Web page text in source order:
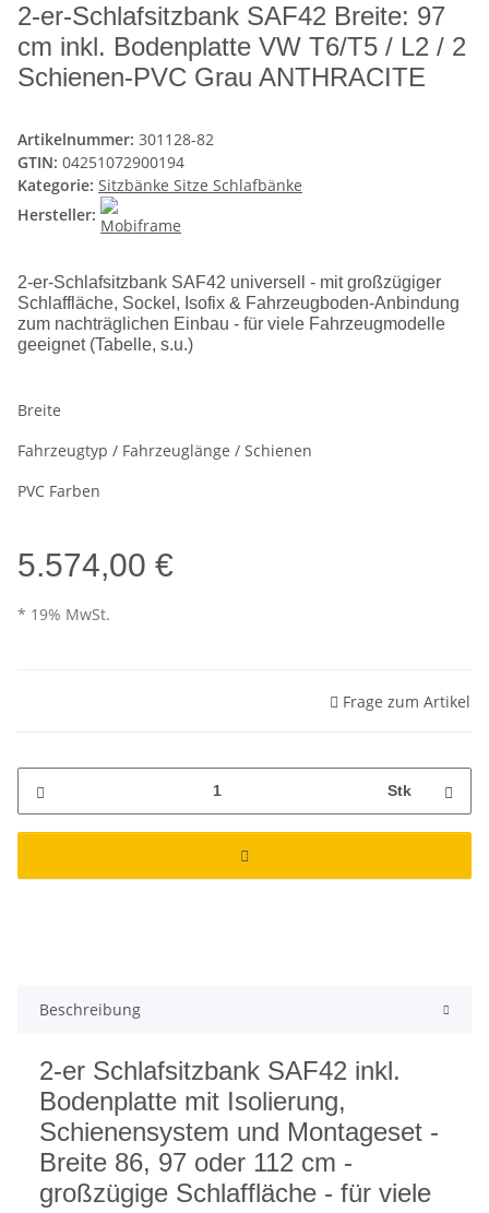
2-er-Schlafsitzbank SAF42 Breite: 97
cm inkl. Bodenplatte VW T6/T5 / L2 / 2
Schienen-PVC Grau ANTHRACITE
Artikelnummer: 301128-82
GTIN: 04251072900194
Kategorie: Sitzbänke Sitze Schlafbänke
Hersteller:
2-er-Schlafsitzbank SAF42 universell - mit großzügiger
Schlaffläche, Sockel, Isofix & Fahrzeugboden-Anbindung
zum nachträglichen Einbau - für viele Fahrzeugmodelle
geeignet (Tabelle, s.u.)
Breite
Fahrzeugtyp / Fahrzeuglänge / Schienen
PVC Farben
5.574,00 €
* 19% MwSt.
Frage zum Artikel
Stk
Beschreibung
2-er Schlafsitzbank SAF42 inkl.
Bodenplatte mit Isolierung,
Schienensystem und Montageset -
Breite 86, 97 oder 112 cm -
großzügige Schlaffläche - für viele